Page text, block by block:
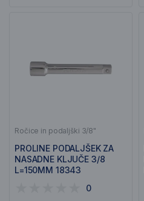
Ročice in podaljški 3/8"
PROLINE PODALJŠEK ZA
NASADNE KLJUČE 3/8
L=150MM 18343
0